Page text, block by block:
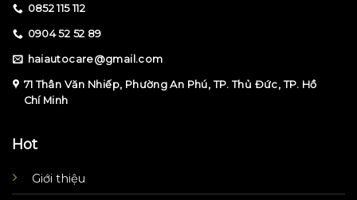
0852 115 112
0904 52 52 89
haiautocare@gmail.com
71 Thân Văn Nhiếp, Phường An Phú, TP. Thủ Đức, TP. Hồ
Chí Minh
Hot
Giới thiệu